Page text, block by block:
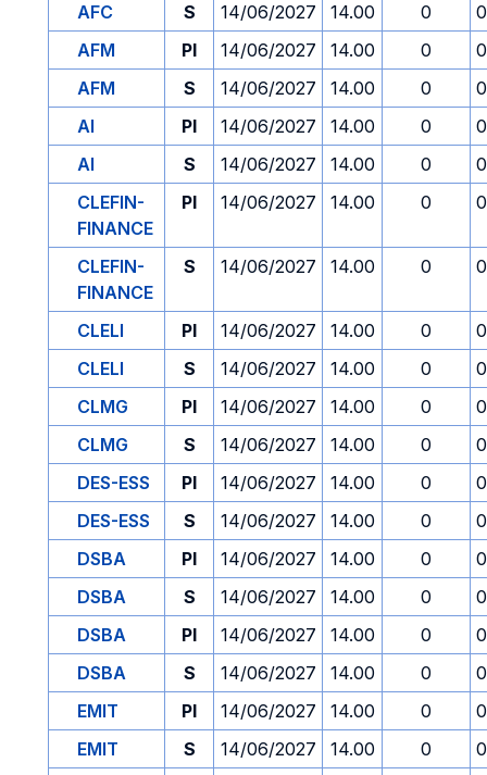
AFC
S 14/06/2027 14.00 0
AFM
PI 14/06/2027 14.00 0
AFM
S 14/06/2027 14.00 0
AI
PI 14/06/2027 14.00 0
AI
S 14/06/2027 14.00 0
CLEFIN-
FINANCE
PI 14/06/2027 14.00 0
CLEFIN-
FINANCE
S 14/06/2027 14.00 0
CLELI PI 14/06/2027 14.00 0
CLELI
S 14/06/2027 14.00 0
CLMG
PI 14/06/2027 14.00 0
CLMG
S 14/06/2027 14.00 0
DES-ESS
PI 14/06/2027 14.00 0
DES-ESS
S 14/06/2027 14.00 0
DSBA
PI 14/06/2027 14.00 0
DSBA
S 14/06/2027 14.00 0
DSBA
PI 14/06/2027 14.00 0
DSBA
S 14/06/2027 14.00 0
EMIT
PI 14/06/2027 14.00 0
EMIT
S 14/06/2027 14.00 0